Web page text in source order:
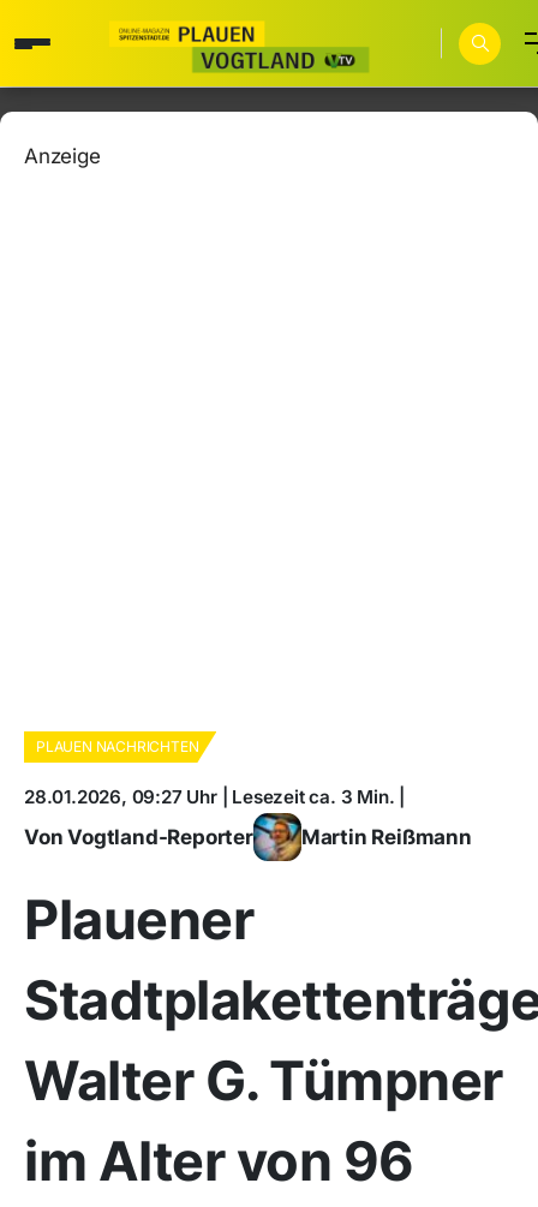
Anzeige
PLAUEN NACHRICHTEN
28.01.2026, 09:27 Uhr | Lesezeit ca. 3 Min. |
Von Vogtland-Reporter Martin Reißmann
Plauener
Walter G. Tümpner
im Alter von 96